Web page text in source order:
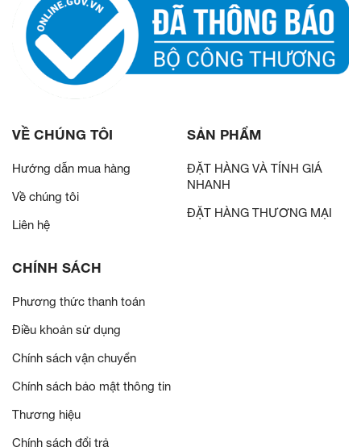
VỀ CHÚNG TÔI
Hướng dẫn mua hàng
Về chúng tôi
Liên hệ
SẢN PHẨM
ĐẶT HÀNG VÀ TÍNH GIÁ
NHANH
ĐẶT HÀNG THƯƠNG MẠI
CHÍNH SÁCH
Phương thức thanh toán
Điều khoản sử dụng
Chính sách vận chuyển
Chính sách bảo mật thông tin
Thương hiệu
Chính sách đổi trả